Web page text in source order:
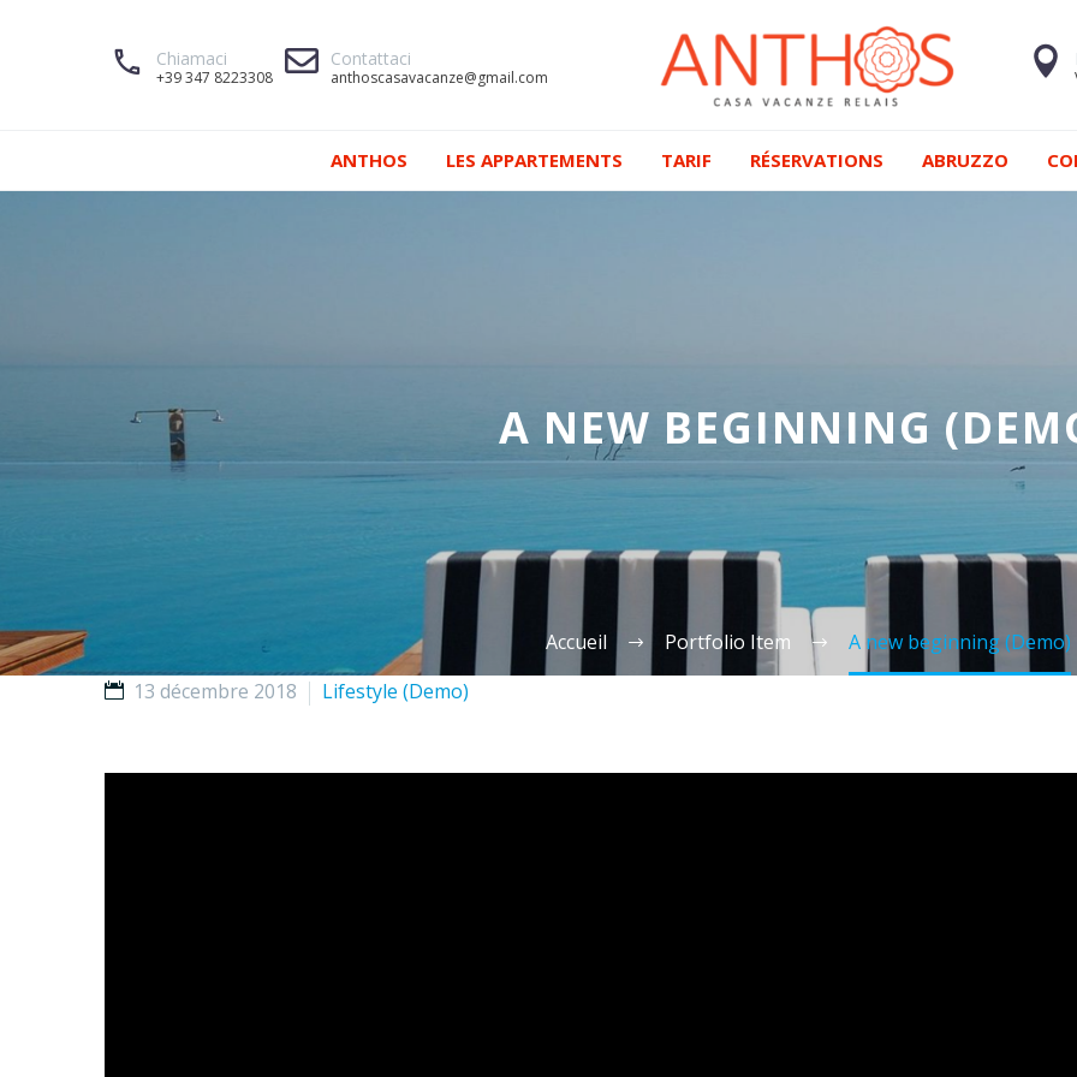
Chiamaci
+39 347 8223308
Contattaci
anthoscasavacanze@gmail.com
ANTHOS LES APPARTEMENTS TARIF RÉSERVATIONS ABRUZZO
A NEW BEGINNING
Accueil Portfolio Item
A new beginning (Demo)
13 décembre 2018
Lifestyle (Demo)